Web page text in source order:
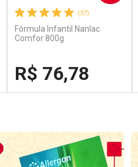
(37)
Fórmula Infantil Nanlac
Comfor 800g
R$ 76,78